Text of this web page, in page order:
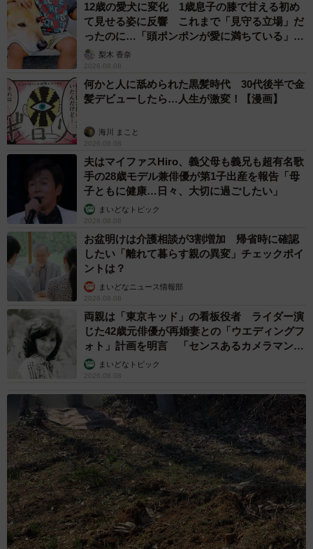
ロンドンのヒースロー空港に設けられている喫煙所
12歳の愛犬に変化 1歳息子の膝で甘える初め
て見せる姿に反響 これまで「見守る立場」だ
ったのに…「頭ポンポンが愛に満ちている」
「尊…」
梨木 香奈
2026.08.08
何かと人に舐められた黒髪時代 30代後半で金
髪デビューしたら…人生が激変！【漫画】
海川 まこと
2026.08.08
夫はマイファスHiro、義父母も義兄も超有名歌
手の28歳モデル兼俳優が第1子出産を報告「母
子ともに健康…日々、大切に過ごしたい」
まいどなトピック
2026.08.08
お盆明けは介護相談が3割増加 帰省時に確認
したい「離れて暮らす親の異変」チェックポイ
ントは？
まいどなニュース情報部
2026.08.08
両親は「東京キッド」の看板役者 ライダー演
じた42歳元俳優が再婚妻との「ウエディングフ
ォト」計画を明言 「センスあるカメラマン求
む」まいどなトピック
2026.08.08